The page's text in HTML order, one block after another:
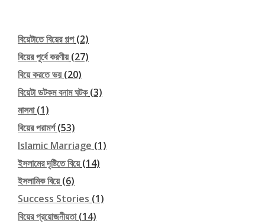
বিয়েটাতে বিয়ের গল্প(2)
বিয়ের পূর্বে করণীয়(27)
বিয়ে করতে ভয়(20)
বিয়েটা ডটকম বনাম ঘটক(3)
মাসনা(1)
বিয়ের পরামর্শ(53)
Islamic Marriage (1)
ইসলামের দৃষ্টিতে বিয়ে(14)
ইসলামিক বিয়ে(6)
Success Stories (1)
বিয়ের প্রয়োজনীয়তা(14)